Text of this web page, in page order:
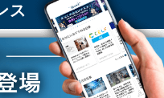
ス
計測で胆管がんの識別に成功